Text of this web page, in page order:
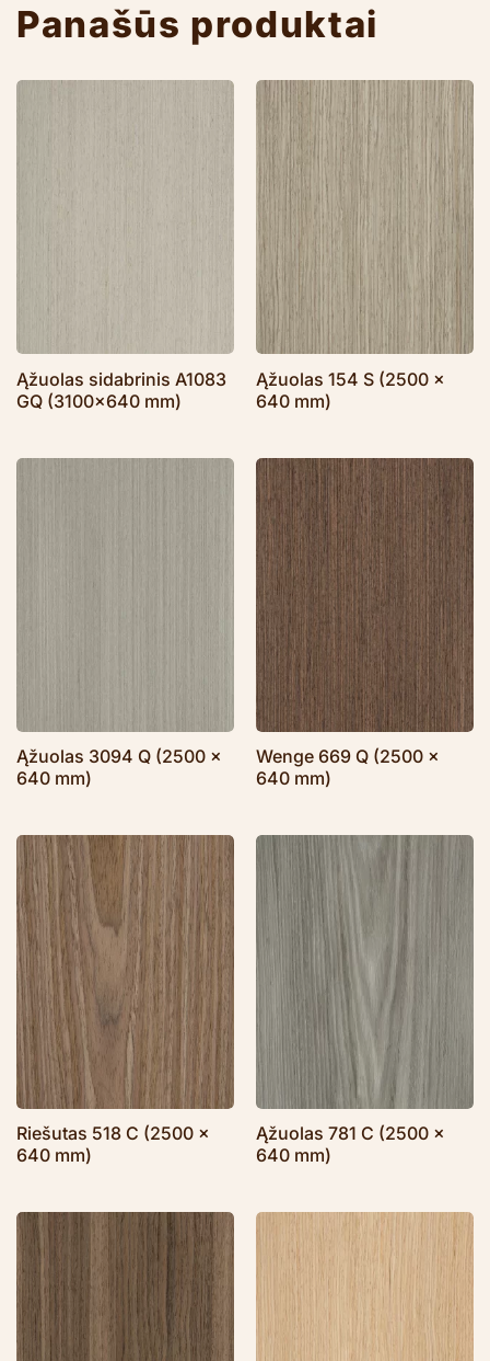
Panašūs produktai
Ąžuolas sidabrinis A1083
GQ (3100×640 mm)
Ąžuolas 154 S (2500 x
640 mm)
Ąžuolas 3094 Q (2500 x
640 mm)
Wenge 669 Q (2500 x
640 mm)
Riešutas 518 C (2500 x
640 mm)
Ąžuolas 781 C (2500 x
640 mm)